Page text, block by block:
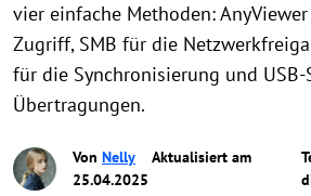
vier einfache Methoden:
Zugriff, SMB für die
für die Synchronisierung und
Übertragungen.
Von Nelly
Aktualisiert am
25.04.2025